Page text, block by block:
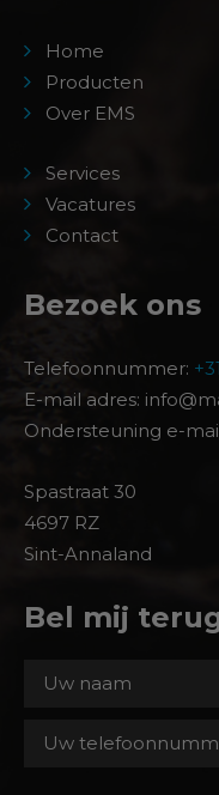
Home
Producten
Over EMS
Services
Vacatures
Contact
Bezoek ons
Telefoonnummer:
E-mail adres:
Ondersteuning e-
Spastraat 30
4697 RZ
Sint-Annaland
Bel mij